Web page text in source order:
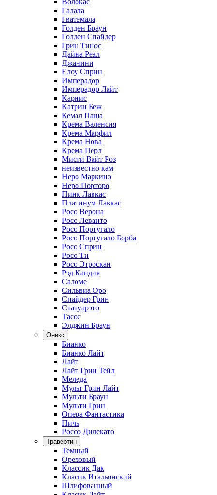
Волокас
Галала
Гватемала
Голден Браун
Голден Спайдер
Грин Тинос
Дайна Реал
Джанини
Елоу Сприн
Имперадор
Имперадор Лайт
Карнис
Катрин Беж
Кемал Паша
Крема Валенсия
Крема Марфил
Крема Нова
Крема Перл
Мисти Вайт Роз
неизвестно кам
Неро Маркино
Неро Порторо
Пинк Лавкаc
Платинум Лавкас
Росо Верона
Росо Леванто
Росо Португало
Росо Португало Борба
Росо Сприн
Росо Ти
Росо Этроскан
Рэд Кандия
Саломе
Сильвиа Оро
Спайдер Грин
Статуарэто
Тасос
Элджин Браун
Оникс
Бианко
Бианко Лайт
Лайт
Лайт Грин Тейл
Меледа
Мульт Грин Лайт
Мульти Браун
Мульти Грин
Опера Фантастика
Пичь
Россо Дилекато
Травертин
Темный
Ореховый
Классик Дак
Класик Итальянский
Шлифованный